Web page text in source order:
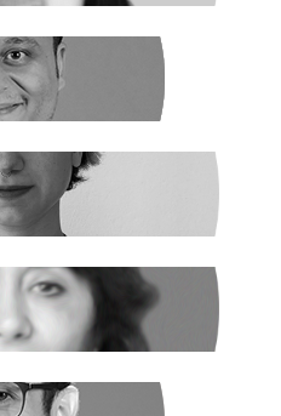
"Çözülemez" Sorunlar
SÜREN
Hedefi: Kadınlar
DAĞ